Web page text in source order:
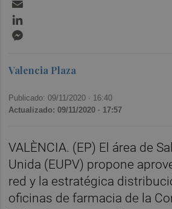
Valencia Plaza
Publicado: 09/11/2020 · 16:40
Actualizado: 09/11/2020 · 17:57
VALÈNCIA. (EP) El área de
Unida (EUPV) propone
red y la estratégica
oficinas de farmacia de la